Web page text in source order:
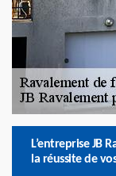
L’entreprise JB
la réussite de